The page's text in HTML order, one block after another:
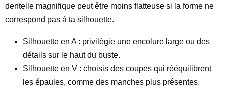
dentelle magnifique peut être moins flatteuse si la forme ne
correspond pas à ta silhouette.
Silhouette en A : privilégie une encolure large ou des
détails sur le haut du buste.
Silhouette en V : choisis des coupes qui rééquilibrent
les épaules, comme des manches plus présentes.